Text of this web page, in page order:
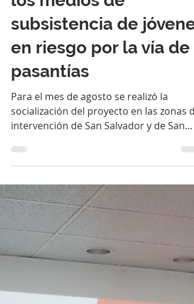
Lanzamiento del
proyecto vías para
mejorar la educación y
los medios de
subsistencia de jóvenes
en riesgo por la vía de
pasantías
Para el mes de agosto se realizó la
socialización del proyecto en las zonas de
intervención de San Salvador y de San
Ana. La intención de...